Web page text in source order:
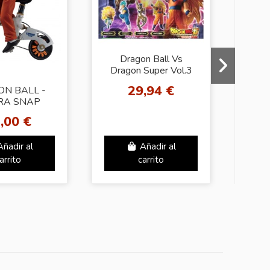
BALL -
SNAP
€
al
Dragon Ball Vs
Dragon Super Vol.3
29,94 €
Añadir al
carrito